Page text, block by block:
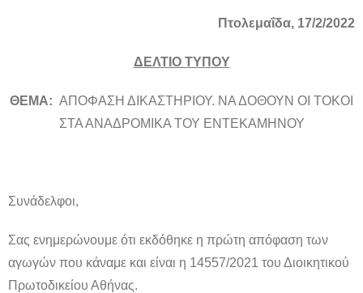
Πτολεμαΐδα, 17/2/2022
ΔΕΛΤΙΟ ΤΥΠΟΥ
ΘΕΜΑ: ΑΠΟΦΑΣΗ ΔΙΚΑΣΤΗΡΙΟΥ. ΝΑ ΔΟΘΟΥΝ ΟΙ ΤΟΚΟΙ
ΣΤΑ ΑΝΑΔΡΟΜΙΚΑ ΤΟΥ ΕΝΤΕΚΑΜΗΝΟΥ
Συνάδελφοι,
Σας ενημερώνουμε ότι εκδόθηκε η πρώτη απόφαση των
αγωγών που κάναμε και είναι η 14557/2021 του Διοικητικού
Πρωτοδικείου Αθήνας.